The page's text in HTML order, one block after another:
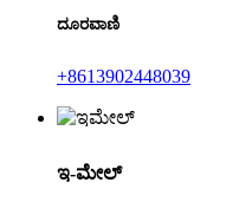
ದೂರವಾಣಿ
+8613902448039
ಇ-ಮೇಲ್